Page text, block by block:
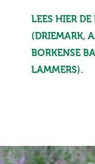
LEES HIER
(DRIEMARK,
BORKENSE
LAMMERS).